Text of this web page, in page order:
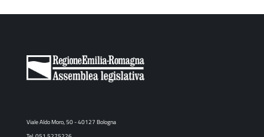
Viale Aldo Moro, 50 - 40127 Bologna